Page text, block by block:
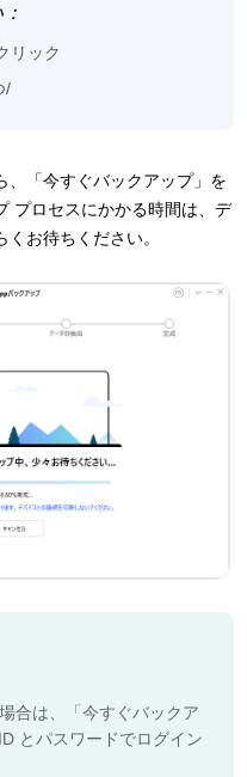
リック
/
、「今すぐバックアップ」を
プロセスにかか​​る時間は、デ
お待ちください。
合は、「今すぐバックア
とパスワードでログイン